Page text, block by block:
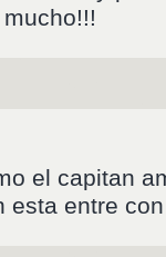
el capitan
esta entre